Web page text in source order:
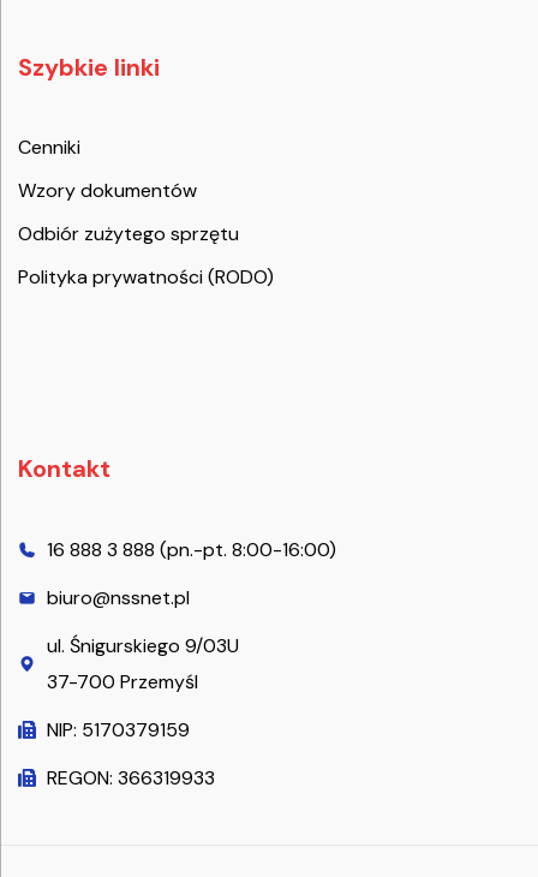
Szybkie linki
Cenniki
Wzory dokumentów
Odbiór zużytego sprzętu
Polityka prywatności (RODO)
Kontakt
16 888 3 888 (pn.-pt. 8:00-16:00)
biuro@nssnet.pl
ul. Śnigurskiego 9/03U
37-700 Przemyśl
NIP: 5170379159
REGON: 366319933